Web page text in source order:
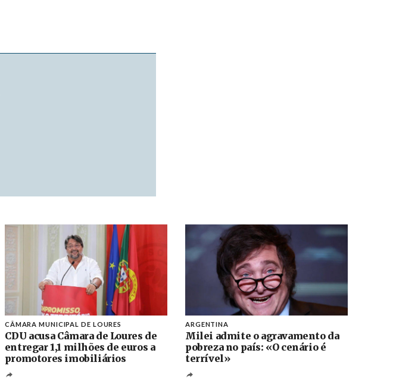
CÂMARA MUNICIPAL DE LOURES
CDU acusa Câmara de Loures de
entregar 1,1 milhões de euros a
promotores imobiliários
ARGENTINA
Milei admite o agravamento da
pobreza no país: «O cenário é
terrível»